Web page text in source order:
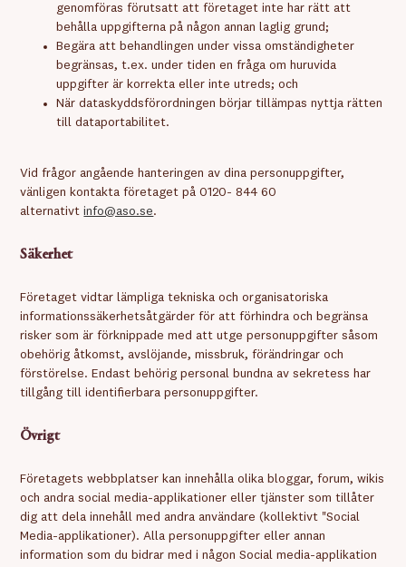
genomföras förutsatt att företaget inte har rätt att
behålla uppgifterna på någon annan laglig grund;
Begära att behandlingen under vissa omständigheter
begränsas, t.ex. under tiden en fråga om huruvida
uppgifter är korrekta eller inte utreds; och
När dataskyddsförordningen börjar tillämpas nyttja rätten
till dataportabilitet.
Vid frågor angående hanteringen av dina personuppgifter,
vänligen kontakta företaget på 0120- 844 60
alternativtinfo@aso.se.
Säkerhet
Företaget vidtar lämpliga tekniska och organisatoriska
informationssäkerhetsåtgärder för att förhindra och begränsa
risker som är förknippade med att utge personuppgifter såsom
obehörig åtkomst, avslöjande, missbruk, förändringar och
förstörelse. Endast behörig personal bundna av sekretess har
tillgång till identifierbara personuppgifter.
Övrigt
Företagets webbplatser kan innehålla olika bloggar, forum, wikis
och andra social media-applikationer eller tjänster som tillåter
dig att dela innehåll med andra användare (kollektivt "Social
Media-applikationer). Alla personuppgifter eller annan
information som du bidrar med i någon Social media-applikation